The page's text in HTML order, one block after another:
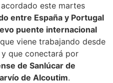
acordado este martes
entre España y Portugal
puente internacional
viene trabajando desde
que conectará por
de Sanlúcar de
de Alcoutim.